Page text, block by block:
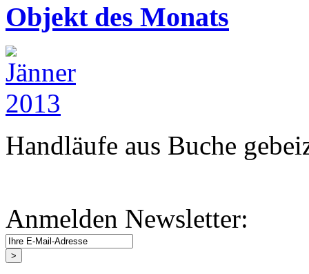
Objekt des Monats
Handläufe aus Buche
Anmelden Newsletter: